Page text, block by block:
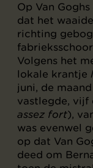
Op Van
dat het
richting
Volgens het
lokale krantje
juni, de
vastlegde, vijf
assez fort),
was evenwel
op dat Van
deed om